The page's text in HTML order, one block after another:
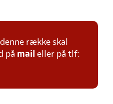
række skal
på mail eller på tlf: